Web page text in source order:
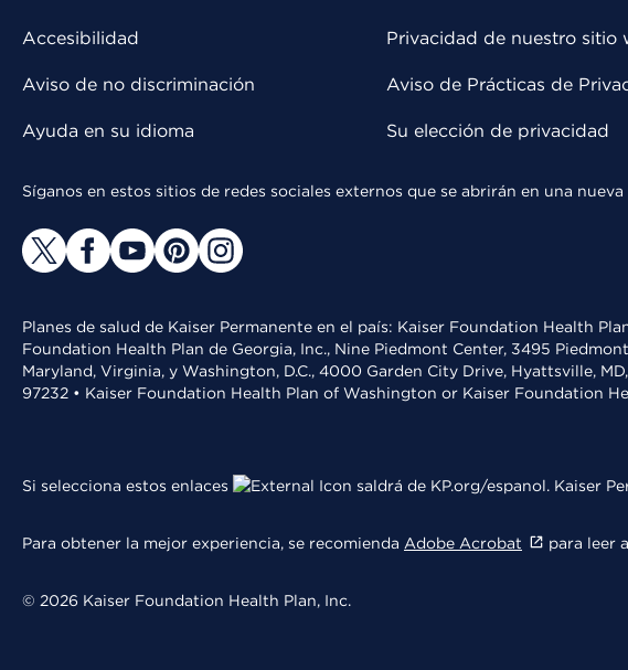
Accesibilidad
Aviso de no discriminación
Ayuda en su idioma
Privacidad de nuestro sitio
Aviso de Prácticas de
Su elección de privacidad
Síganos en estos sitios de redes sociales externos que se abrirán en una
Planes de salud de Kaiser Permanente en el país: Kaiser Foundation Health
Foundation Health Plan de Georgia, Inc., Nine Piedmont Center, 3495
Maryland, Virginia, y Washington, D.C., 4000 Garden City Drive, Hyattsville,
97232 • Kaiser Foundation Health Plan of Washington or Kaiser Foundation
Si selecciona estos enlaces saldrá de KP.org/espanol. Kaiser
Para obtener la mejor experiencia, se recomienda Adobe Acrobat para leer
© 2026 Kaiser Foundation Health Plan, Inc.